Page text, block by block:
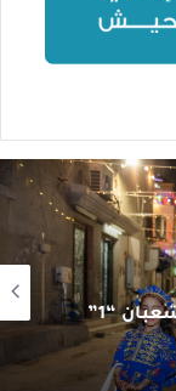
“1”